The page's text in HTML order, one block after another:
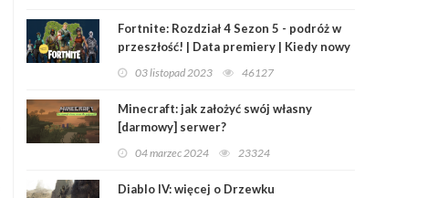
Fortnite: Rozdział 4 Sezon 5 - podróż w
przeszłość! | Data premiery | Kiedy nowy
03 listopad 2023 46127
Minecraft: jak założyć swój własny
[darmowy] serwer?
04 marzec 2024 23324
Diablo IV: więcej o Drzewku